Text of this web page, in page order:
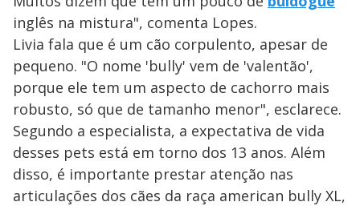
inglês na mistura", comenta Lopes.
Livia fala que é um cão corpulento, apesar de
pequeno. "O nome 'bully' vem de 'valentão',
porque ele tem um aspecto de cachorro mais
robusto, só que de tamanho menor", esclarece.
Segundo a especialista, a expectativa de vida
desses pets está em torno dos 13 anos. Além
disso, é importante prestar atenção nas
articulações dos cães da raça american bully XL,